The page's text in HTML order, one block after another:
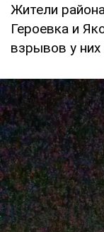
Жители
Героевка и
взрывов у них